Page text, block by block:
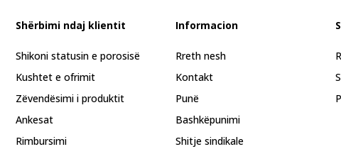
Shërbimi ndaj klientit
Shikoni statusin e porosisë
Kushtet e ofrimit
Zëvendësimi i produktit
Ankesat
Rimbursimi
Informacion
Rreth nesh
Kontakt
Punë
Bashkëpunimi
Shitje sindikale